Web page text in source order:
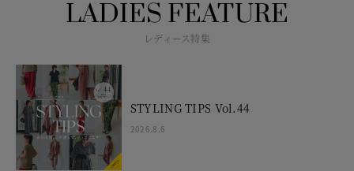
LADIES FEATURE
レディース特集
STYLING TIPS Vol.44
2026.8.6